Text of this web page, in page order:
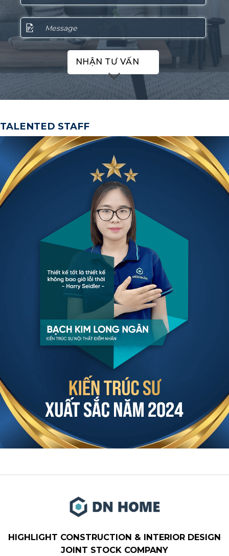
NHẬN TƯ VẤN
TALENTED STAFF
HIGHLIGHT CONSTRUCTION & INTERIOR DESIGN
JOINT STOCK COMPANY